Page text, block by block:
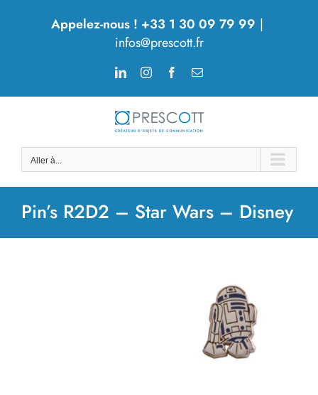
Appelez-nous ! +33 1 30 09 79 99 |
infos@prescott.fr
LinkedInInstagramFacebook
Email
Aller à...
Pin’s R2D2 – Star Wars – Disney